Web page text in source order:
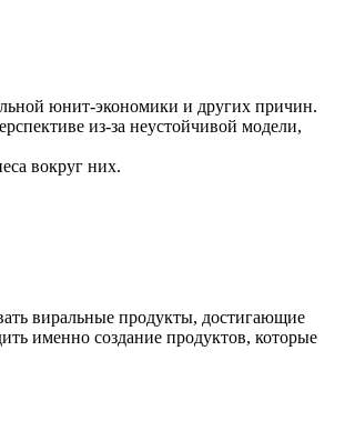
юнит-экономики и других причин.
из-за неустойчивой модели,
вокруг них.
виральные продукты, достигающие
именно создание продуктов, которые